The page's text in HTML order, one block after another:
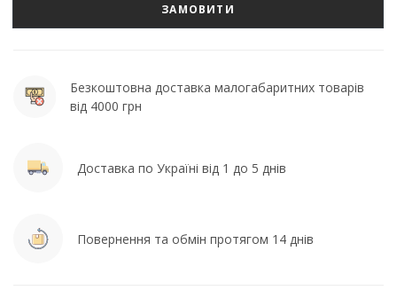
ЗАМОВИТИ
Безкоштовна доставка малогабаритних товарів
від 4000 грн
Доставка по Україні від 1 до 5 днів
Повернення та обмін протягом 14 днів